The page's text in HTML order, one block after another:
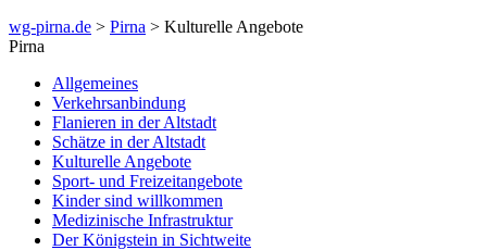
wg-pirna.de > Pirna > Kulturelle Angebote
Pirna
Allgemeines
Verkehrsanbindung
Flanieren in der Altstadt
Schätze in der Altstadt
Kulturelle Angebote
Sport- und Freizeitangebote
Kinder sind willkommen
Medizinische Infrastruktur
Der Königstein in Sichtweite